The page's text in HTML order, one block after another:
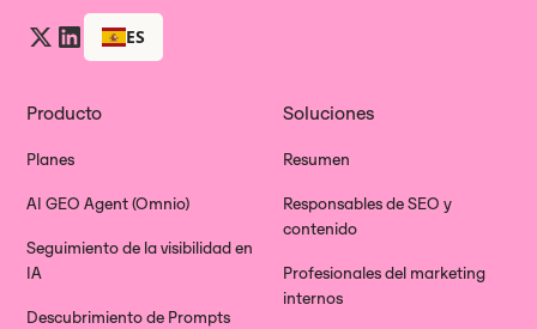
ES
Producto
Planes
AI GEO Agent (Omnio)
Seguimiento de la visibilidad en
IA
Descubrimiento de Prompts
Soluciones
Resumen
Responsables de SEO y
contenido
Profesionales del marketing
internos